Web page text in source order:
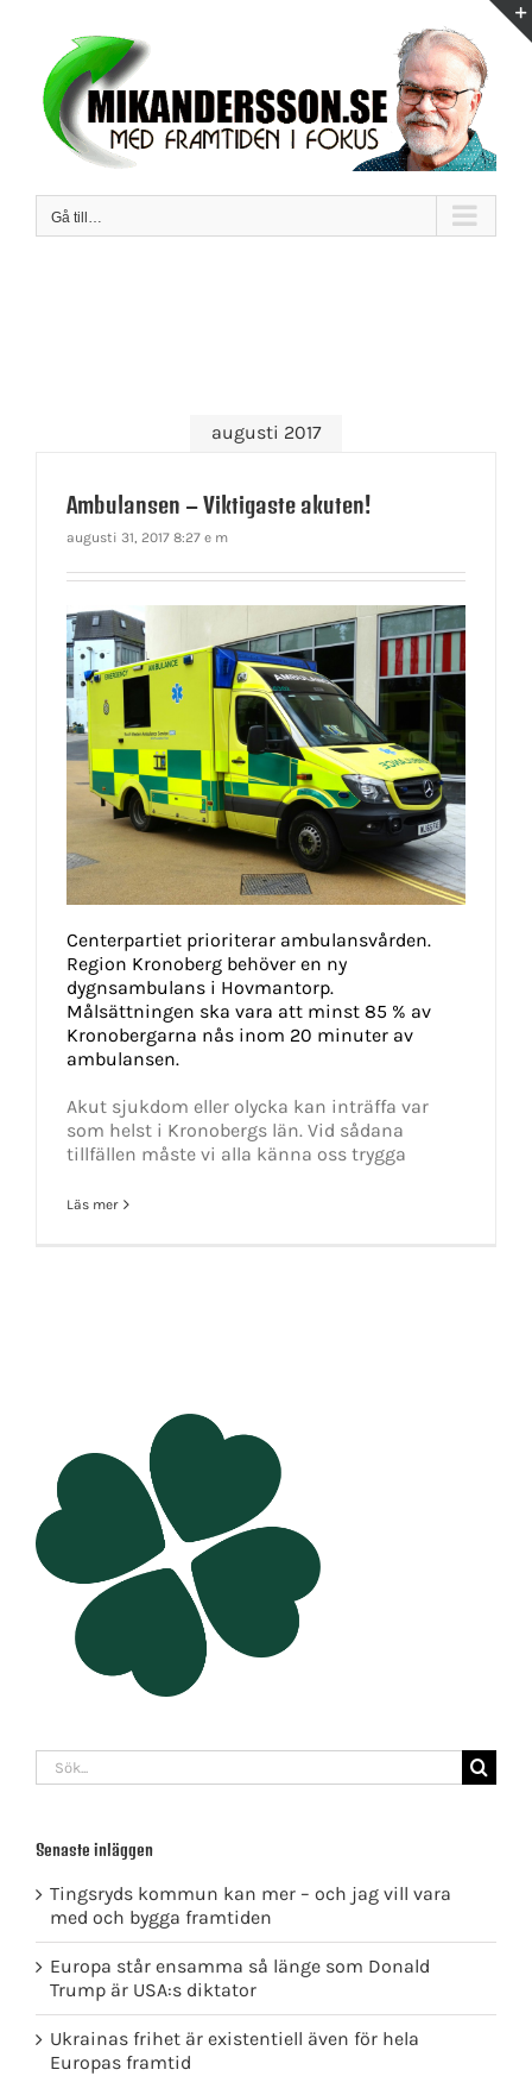
innehållet
Gå till…
augusti 2017
Ambulansen – Viktigaste akuten!
augusti 31, 2017 8:27 e m
Centerpartiet prioriterar ambulansvården.
Region Kronoberg behöver en ny
dygnsambulans i Hovmantorp.
Målsättningen ska vara att minst 85 % av
Kronobergarna nås inom 20 minuter av
ambulansen.
Akut sjukdom eller olycka kan inträffa var
som helst i Kronobergs län. Vid sådana
tillfällen måste vi alla känna oss trygga
Läs mer
Sök
efter:
Senaste inläggen
Tingsryds kommun kan mer – och jag vill vara
med och bygga framtiden
Europa står ensamma så länge som Donald
Trump är USA:s diktator
Ukrainas frihet är existentiell även för hela
Europas framtid